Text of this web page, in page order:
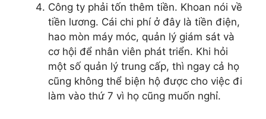
Công ty phải tốn thêm tiền. Khoan nói về
tiền lương. Cái chi phí ở đây là tiền điện,
hao mòn máy móc, quản lý giám sát và
cơ hội để nhân viên phát triển. Khi hỏi
một số quản lý trung cấp, thì ngay cả họ
cũng không thể biện hộ được cho việc đi
làm vào thứ 7 vì họ cũng muốn nghỉ.